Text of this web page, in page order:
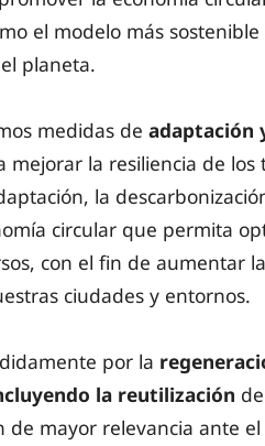
el modelo más sostenible
planeta.
medidas de adaptación
mejorar la resiliencia de los
la
circular que permita
con el fin de aumentar la
ciudades y entornos.
por la
la reutilización
de mayor relevancia ante